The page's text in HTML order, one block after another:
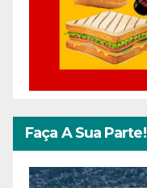
Faça A Sua Parte!